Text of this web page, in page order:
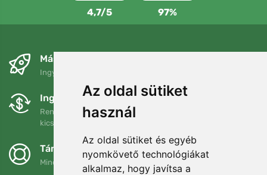
Az oldal sütiket
használ
Az oldal sütiket és egyéb
nyomkövető technológiákat
alkalmaz, hogy javítsa a
4,7/5 97%
Másnapra és ingyenesen
Ingyenes szállítás a következő összeg felett: 80 EUR
Ingyenes csere és visszaküldés
Rendelését 90 napon belül bármikor visszaküldheti vagy
kicserélheti.
Támogatjuk a Trees.org-ot
Minden megrendelésért ültetünk egy fát! Bővebben